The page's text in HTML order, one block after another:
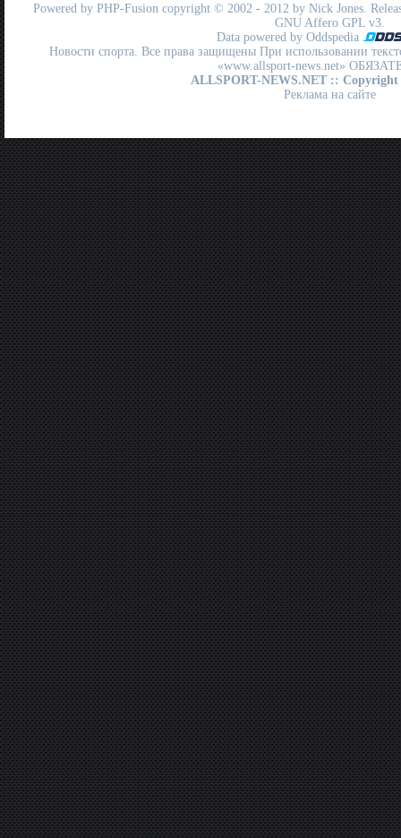
Powered by PHP-Fusion copyright © 2002 - 2012 by Nick Jones.
GNU Affero GPL v3.
Data powered by Oddspedia
Новости спорта. Все права защищены При использовании
«www.allsport-news.net»
ALLSPORT-NEWS.NET :: Copyright
Реклама на сайте